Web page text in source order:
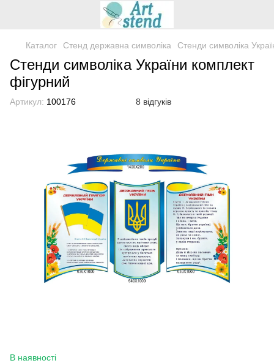
Каталог Стенд державна символіка Стенди символіка
Стенди символіка України комплект
фігурний
Артикул: 100176 8 відгуків
В наявності